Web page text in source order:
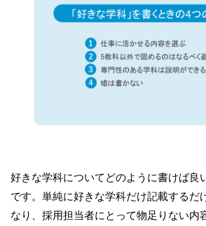
好きな学科についてどのように書けば良
です。単純に好きな学科だけ記載するだ
なり、採用担当者にとって物足りない内